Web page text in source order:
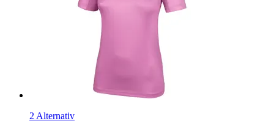
2 Alternativ